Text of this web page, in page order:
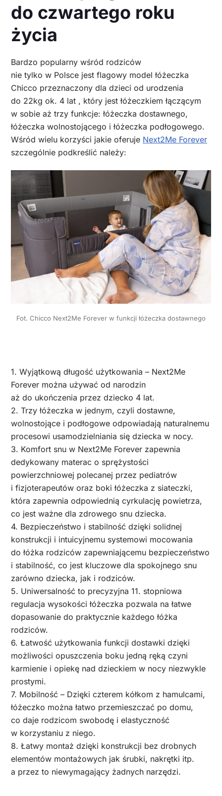
do czwartego roku
życia
Bardzo popularny wśród rodziców
nie tylko w Polsce jest flagowy model łóżeczka
Chicco przeznaczony dla dzieci od urodzenia
do 22kg ok. 4 lat , który jest łóżeczkiem łączącym
w sobie aż trzy funkcje: łóżeczka dostawnego,
łóżeczka wolnostojącego i łóżeczka podłogowego.
Wśród wielu korzyści jakie oferuje Next2Me Forever
szczególnie podkreślić należy:
Fot. Chicco Next2Me Forever w funkcji łóżeczka dostawnego
1. Wyjątkową długość użytkowania – Next2Me
Forever można używać od narodzin
aż do ukończenia przez dziecko 4 lat.
2. Trzy łóżeczka w jednym, czyli dostawne,
wolnostojące i podłogowe odpowiadają naturalnemu
procesowi usamodzielniania się dziecka w nocy.
3. Komfort snu w Next2Me Forever zapewnia
dedykowany materac o sprężystości
powierzchniowej polecanej przez pediatrów
i fizjoterapeutów oraz boki łóżeczka z siateczki,
która zapewnia odpowiednią cyrkulację powietrza,
co jest ważne dla zdrowego snu dziecka.
4. Bezpieczeństwo i stabilność dzięki solidnej
konstrukcji i intuicyjnemu systemowi mocowania
do łóżka rodziców zapewniającemu bezpieczeństwo
i stabilność, co jest kluczowe dla spokojnego snu
zarówno dziecka, jak i rodziców.
5. Uniwersalność to precyzyjna 11. stopniowa
regulacja wysokości łóżeczka pozwala na łatwe
dopasowanie do praktycznie każdego łóżka
rodziców.
6. Łatwość użytkowania funkcji dostawki dzięki
możliwości opuszczenia boku jedną ręką czyni
karmienie i opiekę nad dzieckiem w nocy niezwykle
prostymi.
7. Mobilność – Dzięki czterem kółkom z hamulcami,
łóżeczko można łatwo przemieszczać po domu,
co daje rodzicom swobodę i elastyczność
w korzystaniu z niego.
8. Łatwy montaż dzięki konstrukcji bez drobnych
elementów montażowych jak śrubki, nakrętki itp.
a przez to niewymagający żadnych narzędzi.